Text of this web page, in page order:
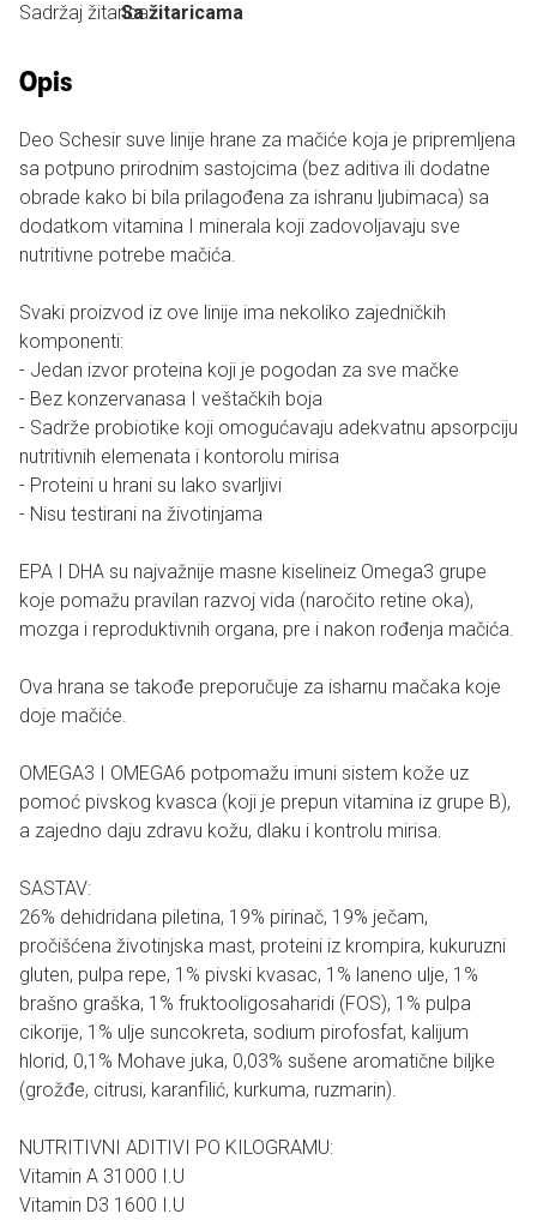
Sadržaj žitarica:Sa žitaricama
Opis
Deo Schesir suve linije hrane za mačiće koja je pripremljena
sa potpuno prirodnim sastojcima (bez aditiva ili dodatne
obrade kako bi bila prilagođena za ishranu ljubimaca) sa
dodatkom vitamina I minerala koji zadovoljavaju sve
nutritivne potrebe mačića.
Svaki proizvod iz ove linije ima nekoliko zajedničkih
komponenti:
- Jedan izvor proteina koji je pogodan za sve mačke
- Bez konzervanasa I veštačkih boja
- Sadrže probiotike koji omogućavaju adekvatnu apsorpciju
nutritivnih elemenata i kontorolu mirisa
- Proteini u hrani su lako svarljivi
- Nisu testirani na životinjama
EPA I DHA su najvažnije masne kiselineiz Omega3 grupe
koje pomažu pravilan razvoj vida (naročito retine oka),
mozga i reproduktivnih organa, pre i nakon rođenja mačića.
Ova hrana se takođe preporučuje za isharnu mačaka koje
doje mačiće.
OMEGA3 I OMEGA6 potpomažu imuni sistem kože uz
pomoć pivskog kvasca (koji je prepun vitamina iz grupe B),
a zajedno daju zdravu kožu, dlaku i kontrolu mirisa.
SASTAV:
26% dehidridana piletina, 19% pirinač, 19% ječam,
pročišćena životinjska mast, proteini iz krompira, kukuruzni
gluten, pulpa repe, 1% pivski kvasac, 1% laneno ulje, 1%
brašno graška, 1% fruktooligosaharidi (FOS), 1% pulpa
cikorije, 1% ulje suncokreta, sodium pirofosfat, kalijum
hlorid, 0,1% Mohave juka, 0,03% sušene aromatične biljke
(grožđe, citrusi, karanfilić, kurkuma, ruzmarin).
NUTRITIVNI ADITIVI PO KILOGRAMU:
Vitamin A 31000 I.U
Vitamin D3 1600 I.U